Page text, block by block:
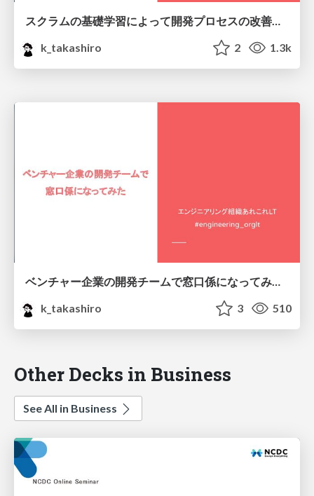
スクラムの基礎学習によって開発プロセスの改善が少し進み始めた話/How to improve your development team
k_takashiro
2 1.3k
ベンチャー企業の開発チームで窓口係になってみた/Recommendation of the Contact Lead
k_takashiro
3 510
Other Decks in Business
See All in Business